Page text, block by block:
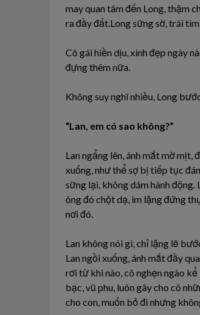
may quan tâm đến Long, thậm
ra đầy đất.Long sững sờ, trái
Cô gái hiền dịu, xinh đẹp ngày
đựng thêm nữa.
Không suy nghĩ nhiều, Long
“Lan, em có sao không?”
Lan ngẩng lên, ánh mắt mờ mịt,
xuống, như thể sợ bị tiếp tục
sững lại, không dám hành
ông đó chột dạ, im lặng đứng
nơi đó.
Lan không nói gì, chỉ lặng lẽ
Lan ngồi xuống, ánh mắt đầy
rơi từ khi nào, cô nghẹn ngào
bạc, vũ phu, luôn gây cho cô
cho con, muốn bỏ đi nhưng